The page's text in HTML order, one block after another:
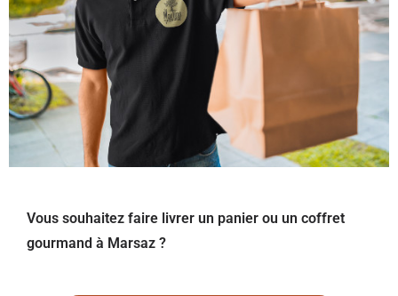
Vous souhaitez faire livrer un panier ou un coffret
gourmand à Marsaz ?